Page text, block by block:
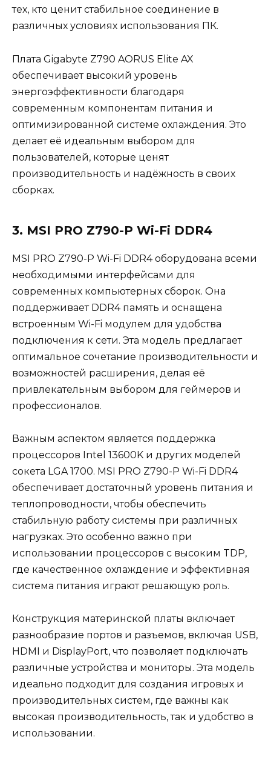
тех, кто ценит стабильное соединение в
различных условиях использования ПК.
Плата Gigabyte Z790 AORUS Elite AX
обеспечивает высокий уровень
энергоэффективности благодаря
современным компонентам питания и
оптимизированной системе охлаждения. Это
делает её идеальным выбором для
пользователей, которые ценят
производительность и надёжность в своих
сборках.
3. MSI PRO Z790-P Wi-Fi DDR4
MSI PRO Z790-P Wi-Fi DDR4 оборудована всеми
необходимыми интерфейсами для
современных компьютерных сборок. Она
поддерживает DDR4 память и оснащена
встроенным Wi-Fi модулем для удобства
подключения к сети. Эта модель предлагает
оптимальное сочетание производительности и
возможностей расширения, делая её
привлекательным выбором для геймеров и
профессионалов.
Важным аспектом является поддержка
процессоров Intel 13600K и других моделей
сокета LGA 1700. MSI PRO Z790-P Wi-Fi DDR4
обеспечивает достаточный уровень питания и
теплопроводности, чтобы обеспечить
стабильную работу системы при различных
нагрузках. Это особенно важно при
использовании процессоров с высоким TDP,
где качественное охлаждение и эффективная
система питания играют решающую роль.
Конструкция материнской платы включает
разнообразие портов и разъемов, включая USB,
HDMI и DisplayPort, что позволяет подключать
различные устройства и мониторы. Эта модель
идеально подходит для создания игровых и
производительных систем, где важны как
высокая производительность, так и удобство в
использовании.